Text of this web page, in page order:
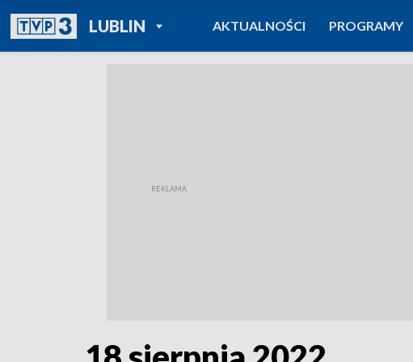
LUBLINPOWRÓT DO
TVP REGIONY
AKTUALNOŚCI PROGRAMY